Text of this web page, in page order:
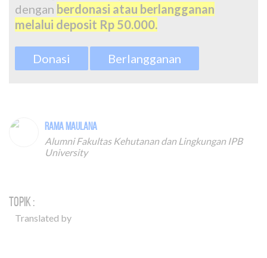
dengan berdonasi atau berlangganan
melalui deposit Rp 50.000.
Donasi Berlangganan
Rama Maulana
Alumni Fakultas Kehutanan dan Lingkungan IPB
University
Topik :
Translated by